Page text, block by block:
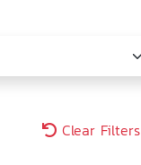
Clear Filters